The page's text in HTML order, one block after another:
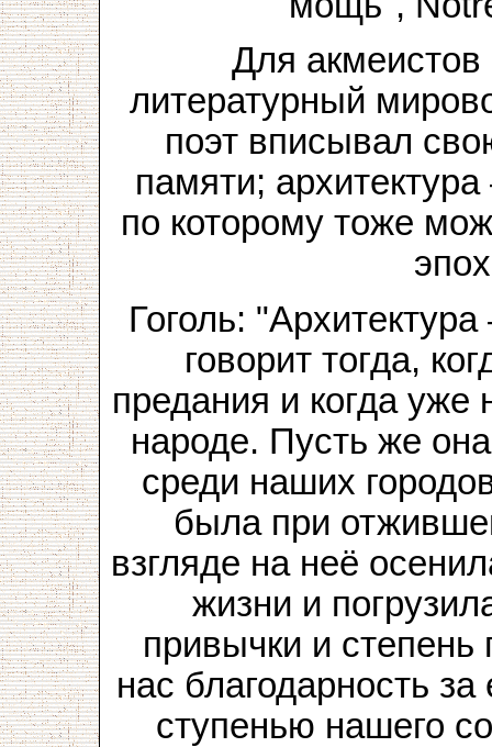
Для
литературный
поэт вписывал
памяти;
по которому тоже
Гоголь:
говорит тогда,
предания и когда уже
народе. Пусть же
среди наших
была при
взгляде на неё
жизни и
привычки и
нас благодарность
ступенью нашего